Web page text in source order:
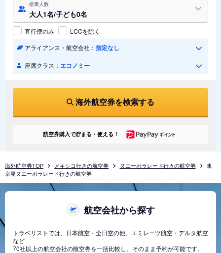
搭乗人数
大人1名/子ども0名
直行便のみ
LCCを除く
アライアンス・航空会社： 指定なし
座席クラス： エコノミー
海外航空券を検索する
航空券購入で貯まる・使える！
海外航空券TOP メキシコ行きの航空券 ヌエーボラレード行きの航空券
東
京発ヌエーボラレード行きの航空券
航空会社から探す
トラベリストでは、日本航空・全日空の他、エミレーツ航空・デルタ航空
など
70社以上の航空会社の航空券を一括比較し、そのまま予約が可能です。